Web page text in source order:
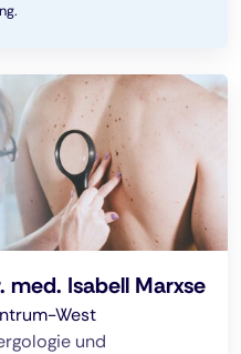
med. Isabell Marxse
West
und